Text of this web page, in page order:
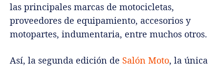
las principales marcas de motocicletas,
proveedores de equipamiento, accesorios y
motopartes, indumentaria, entre muchos otros.
Así, la segunda edición de Salón Moto, la única